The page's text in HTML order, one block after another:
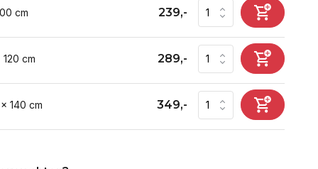
cm 239,-
cm 289,-
140 cm 349,-